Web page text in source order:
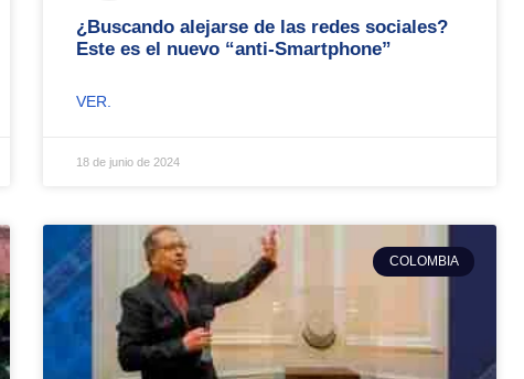
¿Buscando alejarse de las redes sociales?
Este es el nuevo “anti-Smartphone”
VER.
18 de junio de 2024
COLOMBIA